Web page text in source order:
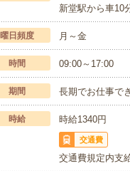
新堂駅から車10
曜日頻度 月～金
時間 09:00～17:00
期間 長期でお仕事で
時給 時給1340円
交通費
交通費規定内支